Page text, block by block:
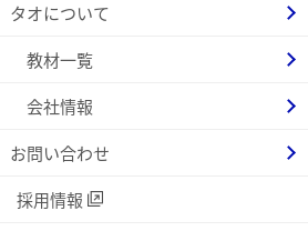
タオについて
教材一覧
会社情報
お問い合わせ
採用情報